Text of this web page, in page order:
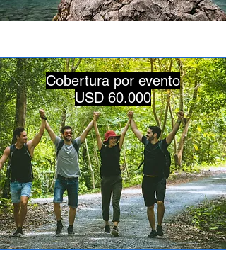
Cobertura por evento
USD 60.000